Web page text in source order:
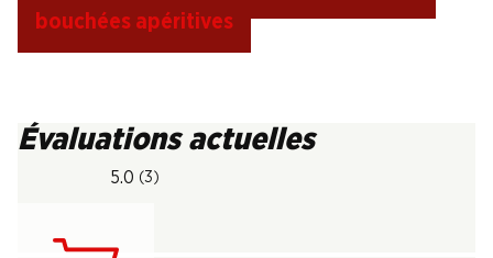
bouchées apéritives
Évaluations actuelles
5.0 (3)